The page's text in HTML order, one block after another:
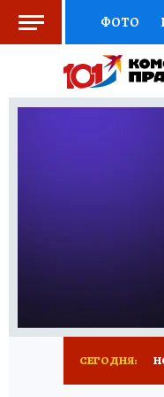
ФОТО
ВЫБОР
СЕГОДНЯ: